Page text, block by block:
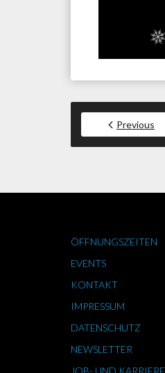
Previous
ÖFFNUNGSZEITEN
EVENTS
KONTAKT
IMPRESSUM
DATENSCHUTZ
NEWSLETTER
JOB- UND KARRIERE